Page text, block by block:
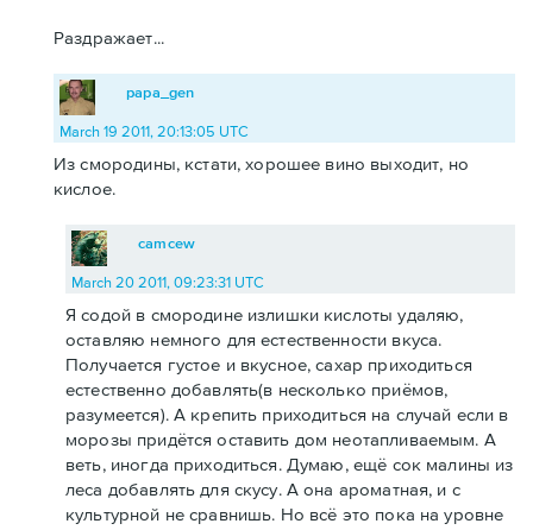
Раздражает...
papa_gen
March 19 2011, 20:13:05 UTC
Из смородины, кстати, хорошее вино выходит, но
кислое.
camcew
March 20 2011, 09:23:31 UTC
Я содой в смородине излишки кислоты удаляю,
оставляю немного для естественности вкуса.
Получается густое и вкусное, сахар приходиться
естественно добавлять(в несколько приёмов,
разумеется). А крепить приходиться на случай если в
морозы придётся оставить дом неотапливаемым. А
веть, иногда приходиться. Думаю, ещё сок малины из
леса добавлять для скусу. А она ароматная, и с
культурной не сравнишь. Но всё это пока на уровне